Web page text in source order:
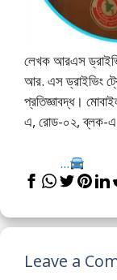
লেখক আরএস
আর. এস ড্রাইভিং
প্রতিজ্ঞাবদ্ধ।
এ, রোড-০২, ব্লক-এ,
...
Leave a